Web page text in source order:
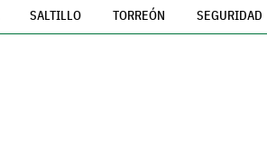
SALTILLO TORREÓN SEGURIDAD